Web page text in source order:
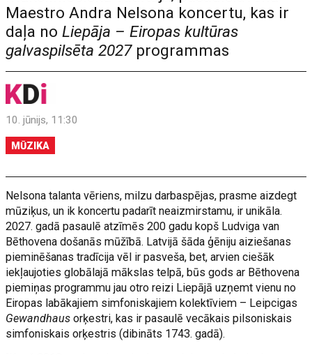
Maestro Andra Nelsona koncertu, kas ir
daļa noLiepāja – Eiropas kultūras
galvaspilsēta 2027programmas
10. jūnijs, 11:30
MŪZIKA
Nelsona talanta vēriens, milzu darbaspējas, prasme aizdegt
mūziķus, un ik koncertu padarīt neaizmirstamu, ir unikāla.
2027. gadā pasaulē atzīmēs 200 gadu kopš Ludviga van
Bēthovena došanās mūžībā. Latvijā šāda ģēniju aiziešanas
pieminēšanas tradīcija vēl ir pasveša, bet, arvien ciešāk
iekļaujoties globālajā mākslas telpā, būs gods ar Bēthovena
piemiņas programmu jau otro reizi Liepājā uzņemt vienu no
Eiropas labākajiem simfoniskajiem kolektīviem – Leipcigas
Gewandhaus orķestri, kas ir pasaulē vecākais pilsoniskais
simfoniskais orķestris (dibināts 1743. gadā).